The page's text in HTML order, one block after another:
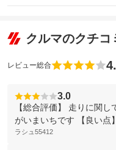
クルマのクチコ
レビュー総合
3.0
【総合評価】 走りに関
がいまいちです 【良い点
ラシュ55412